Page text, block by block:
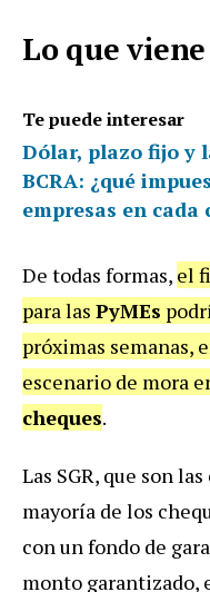
Lo que viene
Te puede interesar
Dólar, plazo fijo y
BCRA: ¿qué
empresas en cada
De todas formas, el
para las PyMEs
próximas semanas,
escenario de mora
cheques.
Las SGR, que son
mayoría de los
con un fondo de
monto garantizado,